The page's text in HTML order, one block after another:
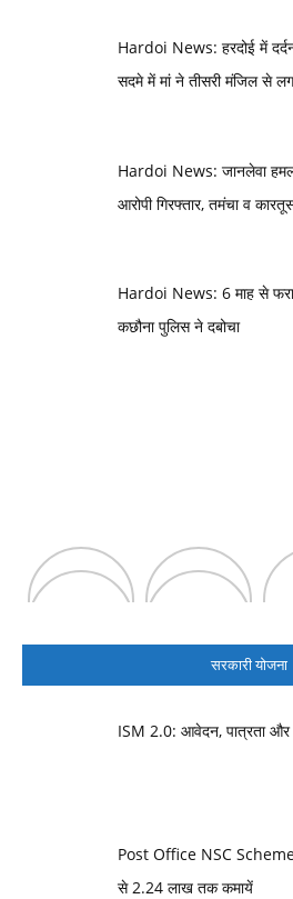
Hardoi News: हरदोई में
सदमे में मां ने तीसरी मंजिल से
Hardoi News: जानलेवा
आरोपी गिरफ्तार, तमंचा व
Hardoi News: 6 माह से
कछौना पुलिस ने दबोचा
सरकारी योजना
ISM 2.0: आवेदन, पात्रता और
Post Office NSC Scheme:
से 2.24 लाख तक कमायें